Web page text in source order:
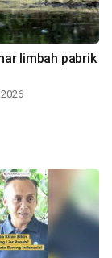
limbah pabrik